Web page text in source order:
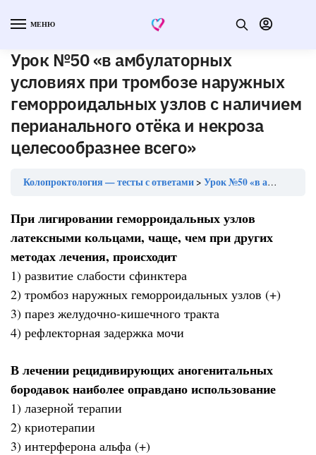
МЕНЮ
Урок №50 «в амбулаторных
условиях при тромбозе наружных
геморроидальных узлов с наличием
перианального отёка и некроза
целесообразнее всего»
Колопроктология — тесты с ответами Урок №50 «в амбулаторных условиях при тромбозе наружных геморроидальных узлов с наличием перианального отёка и некроза целесообразнее всего»
При лигировании геморроидальных узлов
латексными кольцами, чаще, чем при других
методах лечения, происходит
1) развитие слабости сфинктера
2) тромбоз наружных геморроидальных узлов (+)
3) парез желудочно-кишечного тракта
4) рефлекторная задержка мочи
В лечении рецидивирующих аногенитальных
бородавок наиболее оправдано использование
1) лазерной терапии
2) криотерапии
3) интерферона альфа (+)